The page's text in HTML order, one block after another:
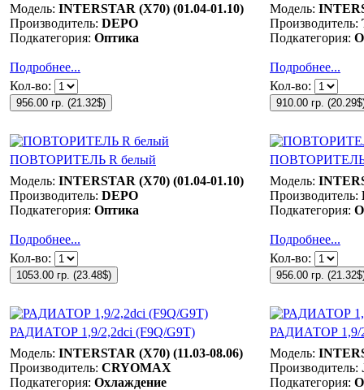
Модель: INTERSTAR (X70) (01.04-01.10)
Производитель: DEPO
Подкатегория: Оптика
Подробнее...
Модель:
Производитель:
Подкатегория:
Подробнее...
Кол-во:
956.00 гр. (21.32$)
Кол-во:
910.00 гр. (20.29$
ПОВТОРИТЕЛЬ R белый
ПОВТОРИТЕЛЬ
Модель: INTERSTAR (X70) (01.04-01.10)
Производитель: DEPO
Подкатегория: Оптика
Подробнее...
Модель:
Производитель:
Подкатегория:
Подробнее...
Кол-во:
1053.00 гр. (23.48$)
Кол-во:
956.00 гр. (21.32$
РАДИАТОР 1,9/2,2dci (F9Q/G9T)
РАДИАТОР 1,9/
Модель: INTERSTAR (X70) (11.03-08.06)
Производитель: CRYOMAX
Подкатегория: Охлаждение
Модель:
Производитель:
Подкатегория: